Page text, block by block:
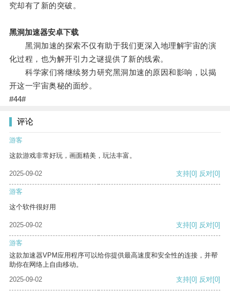
究却有了新的突破。
黑洞加速器安卓下载
黑洞加速的探索不仅有助于我们更深入地理解宇宙的演
化过程，也为解开引力之谜提供了新的线索。
科学家们将继续努力研究黑洞加速的原因和影响，以揭
开这一宇宙奥秘的面纱。
#44#
评论
游客
这款游戏非常好玩，画面精美，玩法丰富。
2025-09-02 支持[0] 反对[0]
游客
这个软件很好用
2025-09-02 支持[0] 反对[0]
游客
这款加速器VPM应用程序可以给你提供最高速度和安全性的连接，并帮
助你在网络上自由移动。
2025-09-02
支持[0] 反对[0]